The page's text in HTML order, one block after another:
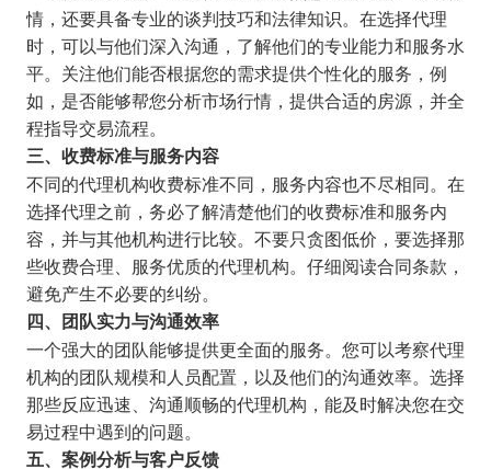
情，还要具备专业的谈判技巧和法律知识。在选择代理
时，可以与他们深入沟通，了解他们的专业能力和服务水
平。关注他们能否根据您的需求提供个性化的服务，例
如，是否能够帮您分析市场行情，提供合适的房源，并全
程指导交易流程。
三、收费标准与服务内容
不同的代理机构收费标准不同，服务内容也不尽相同。在
选择代理之前，务必了解清楚他们的收费标准和服务内
容，并与其他机构进行比较。不要只贪图低价，要选择那
些收费合理、服务优质的代理机构。仔细阅读合同条款，
避免产生不必要的纠纷。
四、团队实力与沟通效率
一个强大的团队能够提供更全面的服务。您可以考察代理
机构的团队规模和人员配置，以及他们的沟通效率。选择
那些反应迅速、沟通顺畅的代理机构，能及时解决您在交
易过程中遇到的问题。
五、案例分析与客户反馈